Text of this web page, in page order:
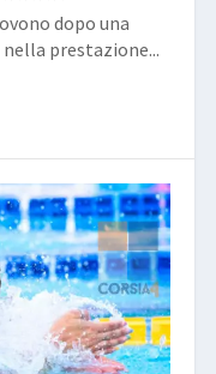
dopo una
nella prestazione...